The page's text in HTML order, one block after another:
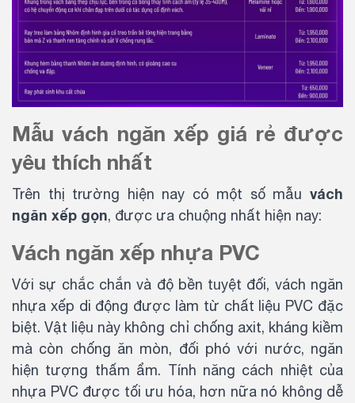
Mẫu vách ngăn xếp giá rẻ được
yêu thích nhất
Trên thị trường hiện nay có một số mẫu vách
ngăn xếp gọn, được ưa chuộng nhất hiện nay:
Vách ngăn xếp nhựa PVC
Với sự chắc chắn và độ bền tuyệt đối, vách ngăn
nhựa xếp di động được làm từ chất liệu PVC đặc
biệt. Vật liệu này không chỉ chống axit, kháng kiềm
mà còn chống ăn mòn, đối phó với nước, ngăn
hiện tượng thấm ẩm. Tính năng cách nhiệt của
nhựa PVC được tối ưu hóa, hơn nữa nó không dễ